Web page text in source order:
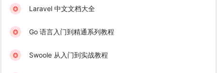
Laravel 中文文档大全
Go 语言入门到精通系列教程
Swoole 从入门到实战教程